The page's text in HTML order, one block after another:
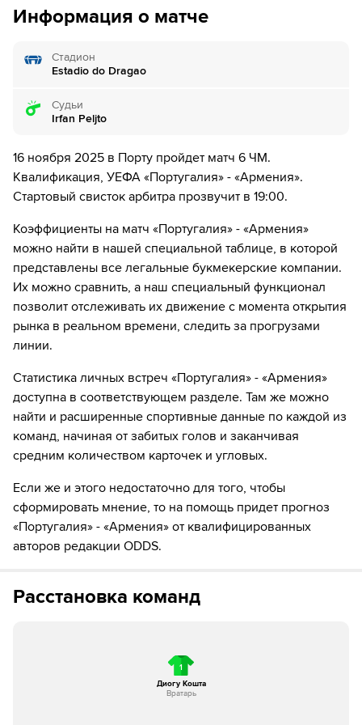
45´+3ГОЛ!
Португалия забивает с точки!
Конец. Судья свистит три раза, обозначая, что матч окончен
46´
Армения делает замену. Нарек Агасарян уходит с
поля, а Эдгар Севикян выходит на его замену.
выходит вместо него
52´ГОЛ!
52´ Г О О О О Л - Бруну Фернандеш бьет в цель!
55´
Эрик Пилоян уходит с поля. Георгий Арутюнян
56´
Рафаэл Леау уходит с поля. Франсишку Консейсау
56´
Portugal make a substitution. Bernardo Silva runs off
the field and in comes Carlos Forbs
поля, а Arayik Eloyan выходит на его замену.
67´
Португалия делает замену. Витинья уходит с поля, а
Жуан Феликс выходит на его замену.
72´ГОЛ!
Португалия делает замену. Жуан Канселу уходит с
Информация о матче
Стадион
Estadio do Dragao
Судьи
Irfan Peljto
16 ноября 2025 в Порту пройдет матч 6 ЧМ.
Квалификация, УЕФА «Португалия» - «Армения».
Стартовый свисток арбитра прозвучит в 19:00.
Коэффициенты на матч «Португалия» - «Армения»
можно найти в нашей специальной таблице, в которой
представлены все легальные букмекерские компании.
Их можно сравнить, а наш специальный функционал
позволит отслеживать их движение с момента открытия
рынка в реальном времени, следить за прогрузами
линии.
Статистика личных встреч «Португалия» - «Армения»
доступна в соответствующем разделе. Там же можно
найти и расширенные спортивные данные по каждой из
команд, начиная от забитых голов и заканчивая
средним количеством карточек и угловых.
Если же и этого недостаточно для того, чтобы
сформировать мнение, то на помощь придет прогноз
«Португалия» - «Армения» от квалифицированных
авторов редакции ODDS.
Расстановка команд
1
Диогу Кошта
Вратарь